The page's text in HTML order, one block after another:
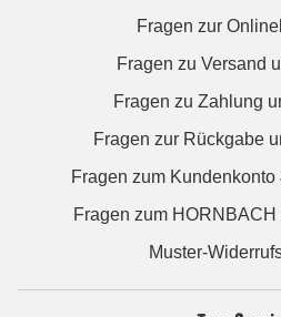
Fragen zur
Fragen zu Versand
Fragen zu Zahlung
Fragen zur Rückgabe
Fragen zum
Fragen zum
Muster-